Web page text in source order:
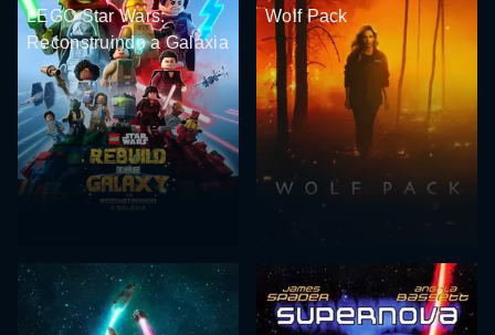
LEGO Star Wars:
Reconstruindo a Galáxia
Wolf Pack